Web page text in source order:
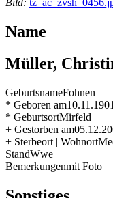
Name
Müller,
GeburtsnameFohnen
* Geboren am10.11.1901
* GeburtsortMirfeld
+ Gestorben am
+ Sterbeort | Wohnort
StandWwe
Bemerkungenmit Foto